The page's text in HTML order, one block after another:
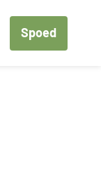
Spoed